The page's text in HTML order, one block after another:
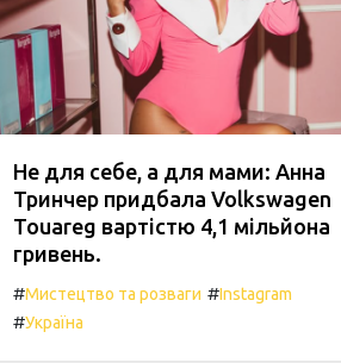
Не для себе, а для мами: Анна
Тринчер придбала Volkswagen
Touareg вартістю 4,1 мільйона
гривень.
#Мистецтво та розваги #Instagram
#Україна